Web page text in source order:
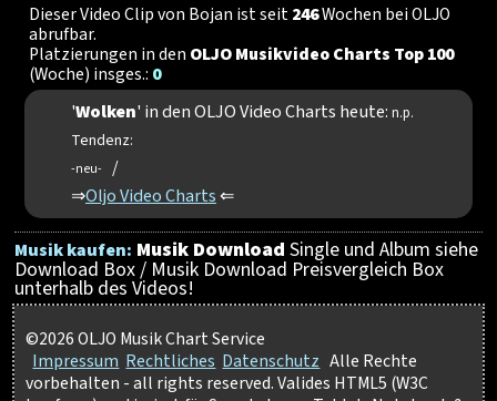
Dieser Video Clip von Bojan ist seit246Wochen bei OLJO
abrufbar.
Platzierungen in den OLJO Musikvideo Charts Top 100
(Woche) insges.: 0
'Wolken' in den OLJO Video Charts heute: n.p.
Tendenz:
-neu- /
⇒Oljo Video Charts ⇐
Musik kaufen: Musik Download Single und Album siehe
Download Box / Musik Download Preisvergleich Box
unterhalb des Videos!
©2026 OLJO Musik Chart Service
Impressum Rechtliches Datenschutz Alle Rechte
vorbehalten - all rights reserved. Valides HTML5 (W3C